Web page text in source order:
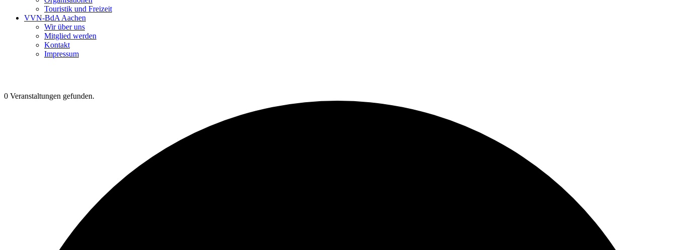
Touristik und Freizeit
VVN-BdA Aachen
Wir über uns
Mitglied werden
Kontakt
Impressum
0 Veranstaltungen gefunden.